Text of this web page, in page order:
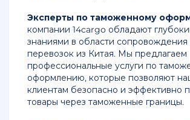
оформление
товаров
и
грузов
из
Китая
Доставка
Эксперты по таможенному
компании 14cargo обладают
знаниями в области сопровождения
перевозок из Китая. Мы предлагаем
профессиональные услуги по
оформлению, которые позволяют
клиентам безопасно и эффективно
товары через таможенные границы.